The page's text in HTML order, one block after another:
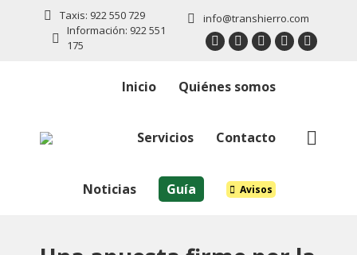
Taxis: 922 550 729
Información: 922 551
175
info@transhierro.com
Twitter
opens
window
Facebook
opens
window
Instagram
opens
window
Linkedin
windowwindow
Inicio Quiénes somos
Servicios Contacto
Noticias Guía Avisos
Buscar: